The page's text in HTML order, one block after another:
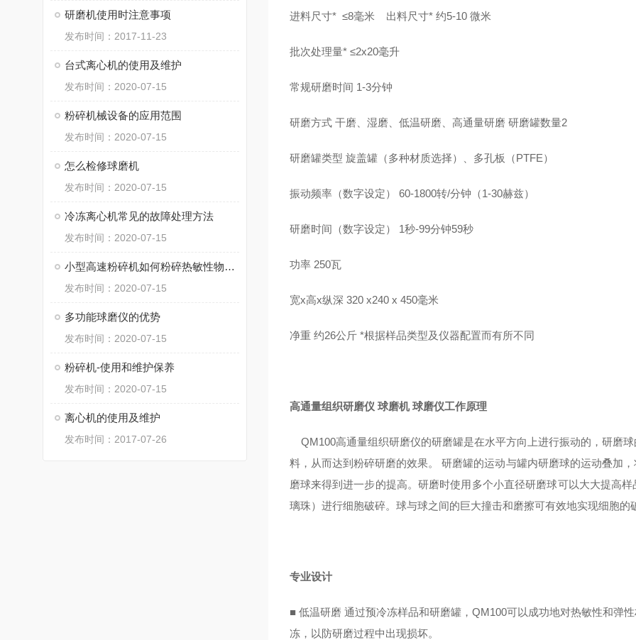
研磨机使用时注意事项
发布时间：2017-11-23
台式离心机的使用及维护
发布时间：2020-07-15
粉碎机械设备的应用范围
发布时间：2020-07-15
怎么检修球磨机
发布时间：2020-07-15
冷冻离心机常见的故障处理方法
发布时间：2020-07-15
小型高速粉碎机如何粉碎热敏性物料和控制温度
发布时间：2020-07-15
多功能球磨仪的优势
发布时间：2020-07-15
粉碎机-使用和维护保养
发布时间：2020-07-15
离心机的使用及维护
发布时间：2017-07-26
进料尺寸* ≤8毫米 出料尺寸* 约5-10 微米
批次处理量* ≤2x20毫升
常规研磨时间 1-3分钟
研磨方式 干磨、湿磨、低温研磨、高通量研磨 研磨罐数量2
研磨罐类型 旋盖罐（多种材质选择）、多孔板（PTFE）
振动频率（数字设定） 60-1800转/分钟（1-30赫兹）
研磨时间（数字设定） 1秒-99分钟59秒
功率 250瓦
宽x高x纵深 320 x240 x 450毫米
净重 约26公斤 *根据样品类型及仪器配置而有所不同
高通量组织研磨仪 球磨机 球磨仪工作原理
QM100高通量组织研磨仪的研磨罐是在水平方向上进行振动的，研磨
料，从而达到粉碎研磨的效果。 研磨罐的运动与罐内研磨球的运动叠加
磨球来得到进一步的提高。研磨时使用多个小直径研磨球可以大大提高
璃珠）进行细胞破碎。球与球之间的巨大撞击和磨擦可有效地实现细胞的
专业设计
■ 低温研磨 通过预冷冻样品和研磨罐，QM100可以成功地对热敏性和弹
冻，以防研磨过程中出现损坏。